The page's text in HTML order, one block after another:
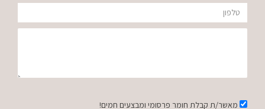
RODRIGO
טלפון
אישורמאשר/ת קבלת חומר פרסומי ומבצעים חמים!